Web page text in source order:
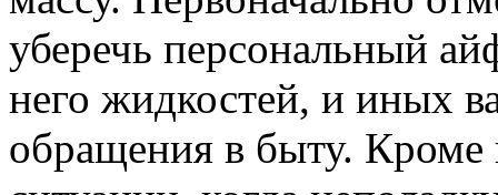
уберечь персональный
него жидкостей, и иных
обращения в быту. Кроме